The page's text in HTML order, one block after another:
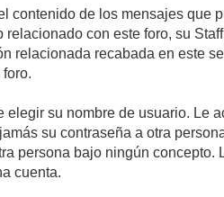
contenido de los mensajes
con este foro, su
relacionada recabada en este
su nombre de usuario.
su contraseña a otra
persona bajo ningún
cuenta.